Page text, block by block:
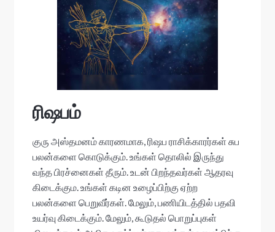
ரிஷபம்
குரு அஸ்தமனம் காரணமாக, ரிஷப ராசிக்காரர்கள் சுப
பலன்களை கொடுக்கும். உங்கள் தொலில் இருந்து
வந்த பிரச்னைகள் தீரும். உடன் பிறந்தவர்கள் ஆதரவு
கிடைக்கும. உங்கள் கடின உழைப்பிற்கு ஏற்ற
பலன்களை பெறுவீர்கள். மேலும், பணியிடத்தில் பதவி
உயர்வு கிடைக்கும். மேலும், கூடுதல் பொறுப்புகள்